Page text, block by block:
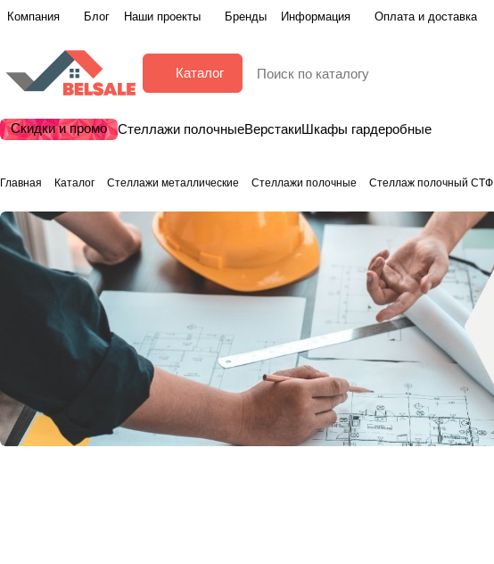
Компания Блог Наши проекты Бренды Информация Оплата и доставка
Каталог
Скидки и промо Стеллажи полочныеВерстакиШкафы гардеробные
Главная Каталог Стеллажи металлические Стеллажи полочные Стеллаж полочный СТФ